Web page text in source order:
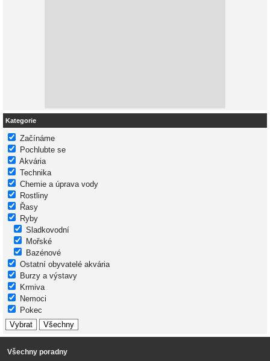
Kategorie
Začínáme
Pochlubte se
Akvária
Technika
Chemie a úprava vody
Rostliny
Řasy
Ryby
Sladkovodní
Mořské
Bazénové
Ostatní obyvatelé akvária
Burzy a výstavy
Krmiva
Nemoci
Pokec
Všechny poradny